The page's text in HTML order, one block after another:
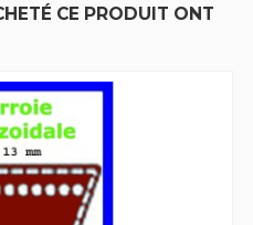
CE PRODUIT ONT